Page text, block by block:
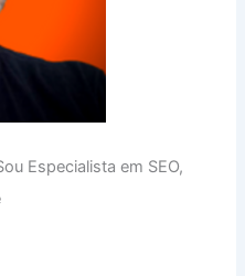
Especialista em SEO,